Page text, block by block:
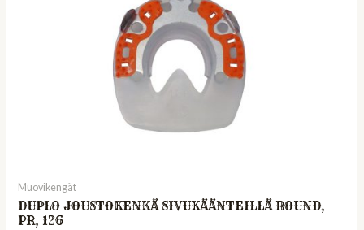
Muovikengät
DUPLO JOUSTOKENKÄ SIVUKÄÄNTEILLÄ ROUND,
PR, 126